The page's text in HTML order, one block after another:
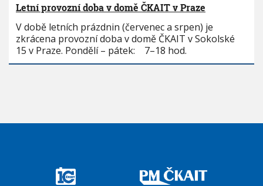
Letní provozní doba v domě ČKAIT v Praze
V době letních prázdnin (červenec a srpen) je
zkrácena provozní doba v domě ČKAIT v Sokolské
15 v Praze. Pondělí – pátek: 7–18 hod.